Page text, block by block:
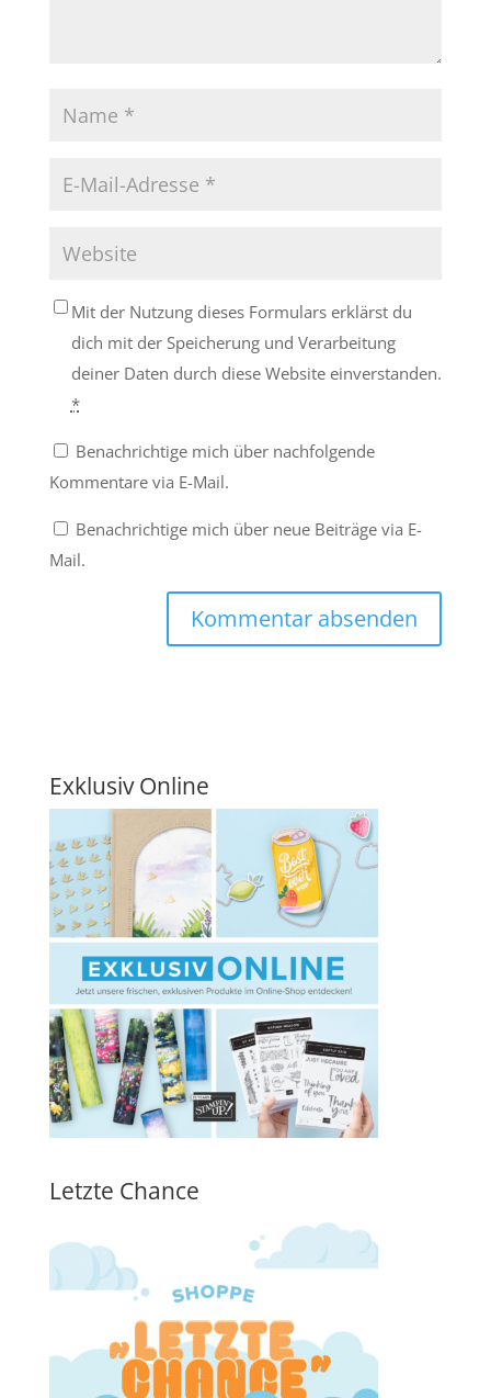
Mit der Nutzung dieses Formulars erklärst du
dich mit der Speicherung und Verarbeitung
deiner Daten durch diese Website einverstanden.
*
Benachrichtige mich über nachfolgende
Kommentare via E-Mail.
Benachrichtige mich über neue Beiträge via E-
Mail.
Exklusiv Online
Letzte Chance